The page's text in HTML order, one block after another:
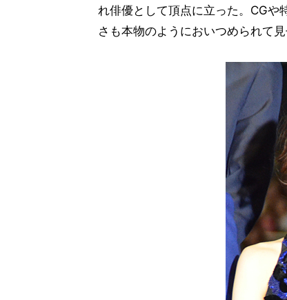
れ俳優として頂点に立った。CGや
さも本物のようにおいつめられて